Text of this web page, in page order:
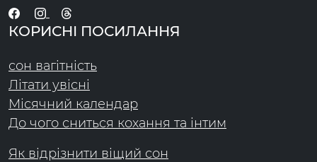
КОРИСНІ ПОСИЛАННЯ
сон вагітність
Літати увісні
Місячний календар
До чого сниться кохання та інтим
Як відрізнити віщий сон